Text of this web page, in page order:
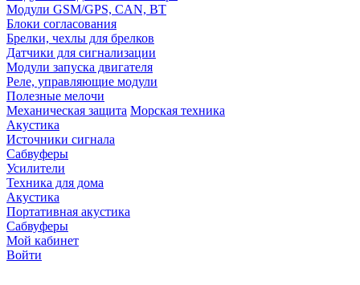
Модули GSM/GPS, CAN, BT
Блоки согласования
Брелки, чехлы для брелков
Датчики для сигнализации
Модули запуска двигателя
Реле, управляющие модули
Полезные мелочи
Механическая защита Морская техника
Акустика
Источники сигнала
Сабвуферы
Усилители
Техника для дома
Акустика
Портативная акустика
Сабвуферы
Мой кабинет
Войти